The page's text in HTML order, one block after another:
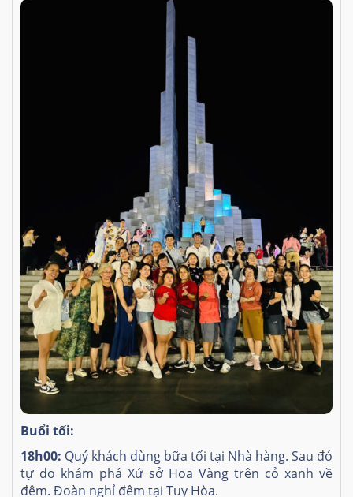
Buổi tối:
18h00: Quý khách dùng bữa tối tại Nhà hàng. Sau đó
tự do khám phá Xứ sở Hoa Vàng trên cỏ xanh về
đêm. Đoàn nghỉ đêm tại Tuy Hòa.